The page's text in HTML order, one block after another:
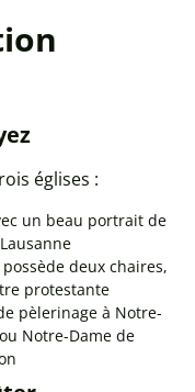
églises :
un beau portrait de
deux chaires,
protestante
pèlerinage à Notre-
Notre-Dame de